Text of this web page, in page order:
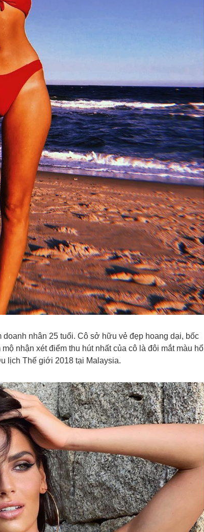
nhân 25 tuổi. Cô sở hữu vẻ đẹp hoang dại, bốc
nhận xét điểm thu hút nhất của cô là đôi mắt màu hổ
lịch Thế giới 2018 tại Malaysia.